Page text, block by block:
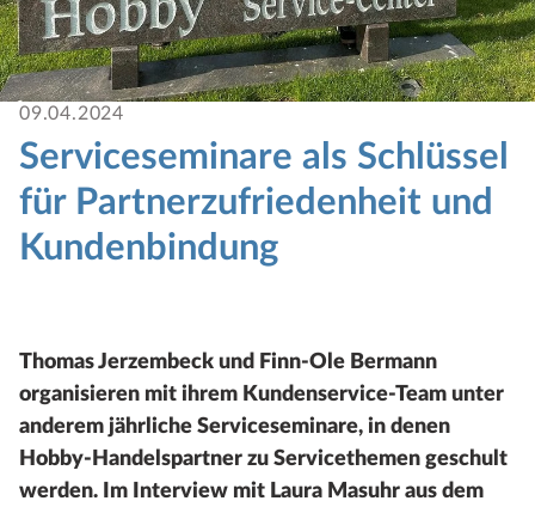
09.04.2024
Serviceseminare als Schlüssel
für Partnerzufriedenheit und
Kundenbindung
Thomas Jerzembeck und Finn-Ole Bermann
organisieren mit ihrem Kundenservice-Team unter
anderem jährliche Serviceseminare, in denen
Hobby-Handelspartner zu Servicethemen geschult
werden. Im Interview mit Laura Masuhr aus dem